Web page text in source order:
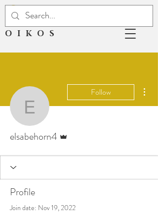
OIKOS
elsabehorn4
Follow
elsabehorn4
Profile
Join date: Nov 19, 2022